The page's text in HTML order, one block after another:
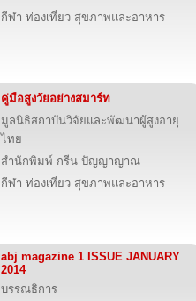
กีฬา ท่องเที่ยว สุขภาพและอาหาร
คู่มือสูงวัยอย่างสมาร์ท
มูลนิธิสถาบันวิจัยและพัฒนาผู้สูงอายุ
ไทย
สำนักพิมพ์ กรีน ปัญญาญาณ
กีฬา ท่องเที่ยว สุขภาพและอาหาร
abj magazine 1 ISSUE JANUARY
2014
บรรณธิการ